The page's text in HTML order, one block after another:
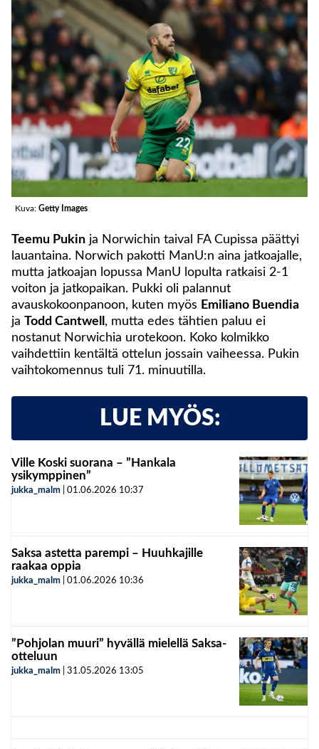
Kuva: Getty Images
Teemu Pukin ja Norwichin taival FA Cupissa päättyi
lauantaina. Norwich pakotti ManU:n aina jatkoajalle,
mutta jatkoajan lopussa ManU lopulta ratkaisi 2-1
voiton ja jatkopaikan. Pukki oli palannut
avauskokoonpanoon, kuten myös Emiliano Buendia
ja
Todd Cantwell , mutta edes tähtien paluu ei
nostanut Norwichia urotekoon. Koko kolmikko
vaihdettiin kentältä ottelun jossain vaiheessa. Pukin
vaihtokomennus tuli 71. minuutilla.
LUE MYÖS:
Ville Koski suorana – ”Hankala
ysikymppinen”
jukka_malm 01.06.2026 10:37
Saksa astetta parempi – Huuhkajille
raakaa oppia
jukka_malm 01.06.2026 10:36
”Pohjolan muuri” hyvällä mielellä Saksa-
otteluun
jukka_malm 31.05.2026 13:05